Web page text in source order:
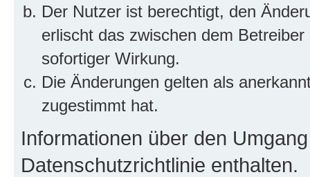
Der Nutzer ist berechtigt, den
erlischt das zwischen dem
sofortiger Wirkung.
Die Änderungen gelten als
zugestimmt hat.
Informationen über den
Datenschutzrichtlinie enthalten.